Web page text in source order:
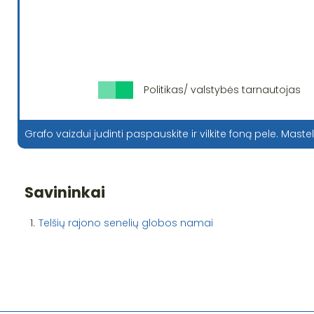
Politikas/ valstybės tarnautojas
Grafo vaizdui judinti paspauskite ir vilkite foną pele.
Savininkai
1. Telšių rajono senelių globos namai